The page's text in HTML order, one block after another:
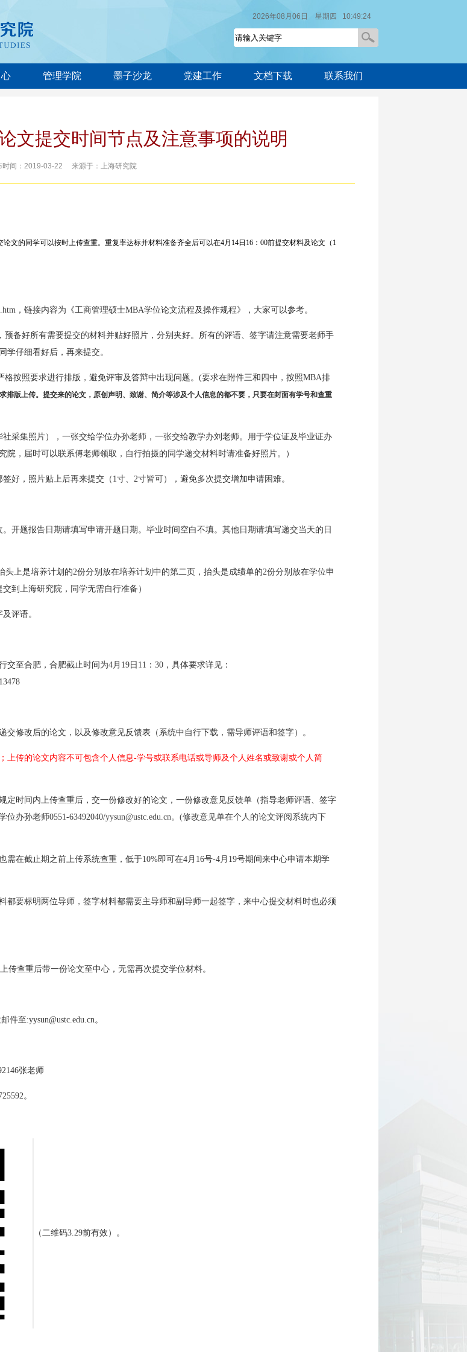
2026年08月06日 星期四 10:49:25
管理学院 墨子沙龙 党建工作 文档下载 联系我们
文提交时间节点及注意事项的说明
时间：2019-03-22 来源于：上海研究院
论文的同学可以按时上传查重。重复率达标并材料准备齐全后可以在4月14日16：00前提交材料及论文（1
，链接内容为《工商管理硕士MBA学位论文流程及操作规程》，大家可以参考。
备好所有需要提交的材料并贴好照片，分别夹好。所有的评语、签字请注意需要老师手
学仔细看好后，再来提交。
按照要求进行排版，避免评审及答辩中出现问题。(要求在附件三和四中，按照MBA排
排版上传。提交来的论文，原创声明、致谢、简介等涉及个人信息的都不要，只要在封面有学号和查重
采集照片），一张交给学位办孙老师，一张交给教学办刘老师。用于学位证及毕业证办
，届时可以联系傅老师领取，自行拍摄的同学递交材料时请准备好照片。）
好，照片贴上后再来提交（1寸、2寸皆可），避免多次提交增加申请困难。
。 开题报告日期请填写申请开题日期。毕业时间空白不填。其他日期请填写递交当天的日
上是培养计划的2份分别放在培养计划中的第二页，抬头是成绩单的2份分别放在学位申
交到上海研究院，同学无需自行准备）
评语。
至合肥，合肥截止时间为4月19日11：30，具体要求详见：
交修改后的论文，以及修改意见反馈表（系统中自行下载，需导师评语和签字）。
上传的论文内容不可包含个人信息-学号或联系电话或导师及个人姓名或致谢或个人简
定时间内上传查重后，交一份修改好的论文，一份修改意见反馈单（指导老师评语、签字
位办孙老师0551-63492040/yysun@ustc.edu.cn。(修改意见单在个人的论文评阅系统内下
需在截止期之前上传系统查重，低于10%即可在4月16号-4月19号期间来中心申请本期学
要标明两位导师，签字材料都需要主导师和副导师一起签字，来中心提交材料时也必须
查重后带一份论文至中心，无需再次提交学位材料。
至:yysun@ustc.edu.cn。
张老师
。
（二维码3.29前有效）。